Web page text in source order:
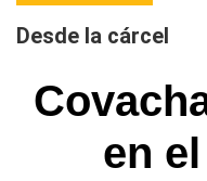
Desde la cárcel
en